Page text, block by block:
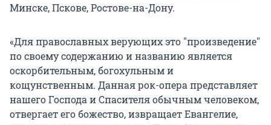
Минске, Пскове, Ростове-на-Дону.
«Для православных верующих это "произведение"
по своему содержанию и названию является
оскорбительным, богохульным и
кощунственным. Данная рок-опера представляет
нашего Господа и Спасителя обычным человеком,
отвергает его божество, извращает Евангелие,